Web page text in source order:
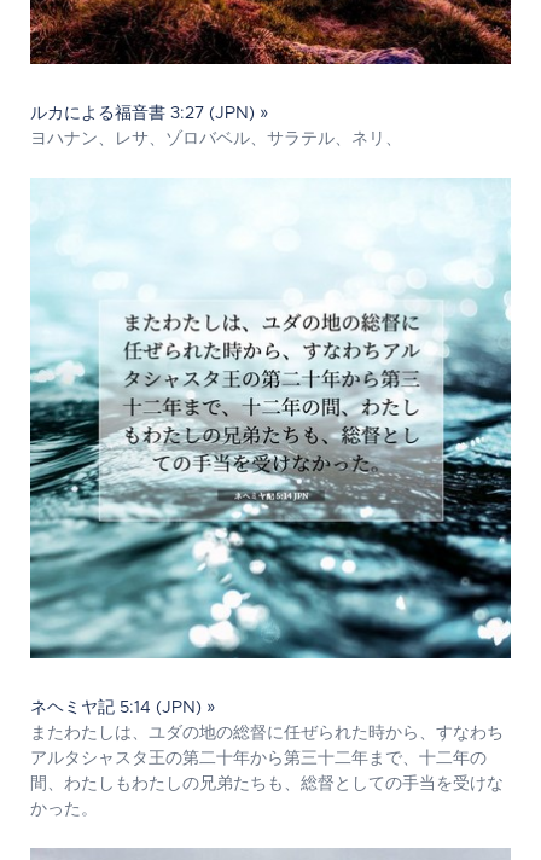
ルカによる福音書 3:27 (JPN) »
ヨハナン、レサ、ゾロバベル、サラテル、ネリ、
ネヘミヤ記 5:14 (JPN) »
またわたしは、ユダの地の総督に任ぜられた時から、すなわち
アルタシャスタ王の第二十年から第三十二年まで、十二年の
間、わたしもわたしの兄弟たちも、総督としての手当を受けな
かった。